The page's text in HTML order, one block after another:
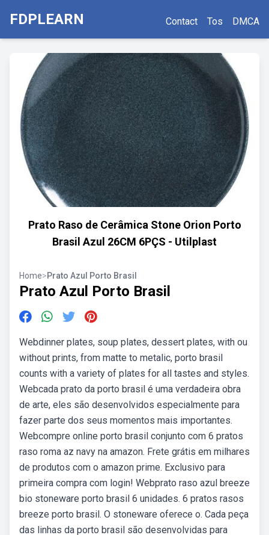
FDPLEARN Contact Tos DMCA
Prato Raso de Cerâmica Stone Orion Porto
Brasil Azul 26CM 6PÇS - Utilplast
Home>Prato Azul Porto Brasil
Prato Azul Porto Brasil
Webdinner plates, soup plates, dessert plates, with ou
without prints, from matte to metalic, porto brasil
counts with a variety of plates for all tastes and styles.
Webcada prato da porto brasil é uma verdadeira obra
de arte, eles são desenvolvidos especialmente para
fazer parte dos seus momentos mais importantes.
Webcompre online porto brasil conjunto com 6 pratos
raso roma az navy na amazon. Frete grátis em milhares
de produtos com o amazon prime. Exclusivo para
primeira compra com login! Webprato raso azul breeze
bio stoneware porto brasil 6 unidades. 6 pratos rasos
breeze porto brasil. O stoneware oferece o. Cada peça
das linhas da porto brasil são desenvolvidas para